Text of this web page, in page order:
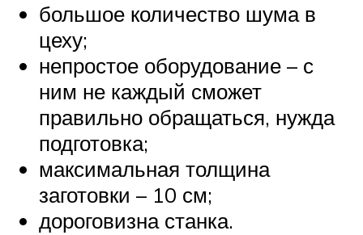
большое количество шума в
цеху;
непростое оборудование – с
ним не каждый сможет
правильно обращаться, нужда
подготовка;
максимальная толщина
заготовки – 10 см;
дороговизна станка.